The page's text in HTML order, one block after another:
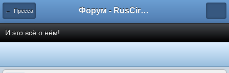
← Пресса Форум - RusCircus.ru
И это всё о нём!